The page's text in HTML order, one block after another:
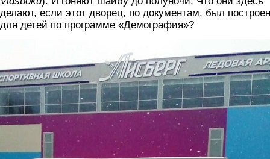
делают, если этот дворец, по документам, был построен
для детей по программе «Демография»?